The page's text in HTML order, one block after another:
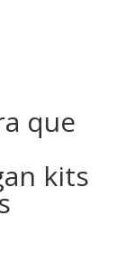
que
kits